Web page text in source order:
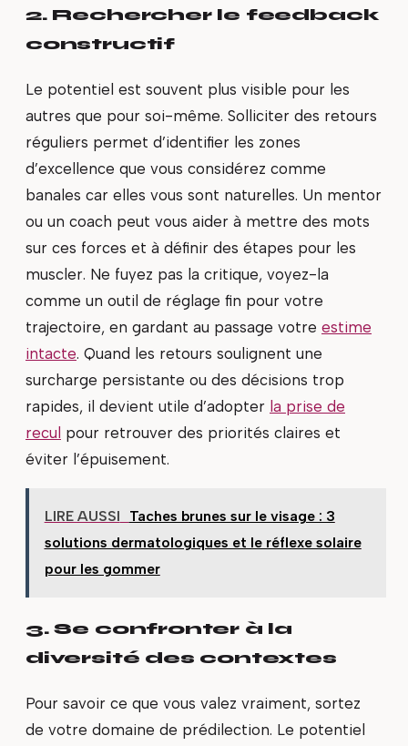
2. Rechercher le feedback
constructif
Le potentiel est souvent plus visible pour les
autres que pour soi-même. Solliciter des retours
réguliers permet d’identifier les zones
d’excellence que vous considérez comme
banales car elles vous sont naturelles. Un mentor
ou un coach peut vous aider à mettre des mots
sur ces forces et à définir des étapes pour les
muscler. Ne fuyez pas la critique, voyez-la
comme un outil de réglage fin pour votre
trajectoire, en gardant au passage votre estime
intacte. Quand les retours soulignent une
surcharge persistante ou des décisions trop
rapides, il devient utile d’adopter la prise de
recul pour retrouver des priorités claires et
éviter l’épuisement.
LIRE AUSSI
Taches brunes sur le visage : 3
solutions dermatologiques et le réflexe solaire
pour les gommer
3. Se confronter à la
diversité des contextes
Pour savoir ce que vous valez vraiment, sortez
de votre domaine de prédilection. Le potentiel